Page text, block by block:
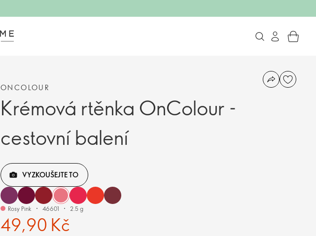
ONCOLOUR
Krémová rtěnka OnColour -
cestovní balení
VYZKOUŠEJTE TO
Rosy Pink 46601 2.5 g
49,90 Kč